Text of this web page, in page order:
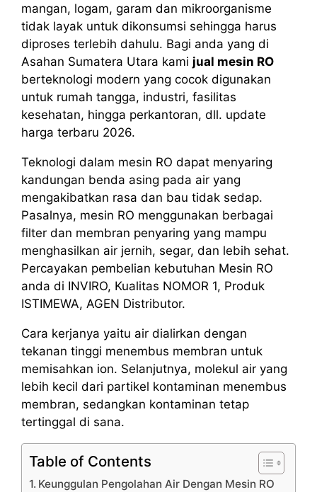
mangan, logam, garam dan mikroorganisme
tidak layak untuk dikonsumsi sehingga harus
diproses terlebih dahulu. Bagi anda yang di
Asahan Sumatera Utara kami jual mesin RO
berteknologi modern yang cocok digunakan
untuk rumah tangga, industri, fasilitas
kesehatan, hingga perkantoran, dll. update
harga terbaru 2026.
Teknologi dalam mesin RO dapat menyaring
kandungan benda asing pada air yang
mengakibatkan rasa dan bau tidak sedap.
Pasalnya, mesin RO menggunakan berbagai
filter dan membran penyaring yang mampu
menghasilkan air jernih, segar, dan lebih sehat.
Percayakan pembelian kebutuhan Mesin RO
anda di INVIRO, Kualitas NOMOR 1, Produk
ISTIMEWA, AGEN Distributor.
Cara kerjanya yaitu air dialirkan dengan
tekanan tinggi menembus membran untuk
memisahkan ion. Selanjutnya, molekul air yang
lebih kecil dari partikel kontaminan menembus
membran, sedangkan kontaminan tetap
tertinggal di sana.
Table of Contents
Keunggulan Pengolahan Air Dengan Mesin RO